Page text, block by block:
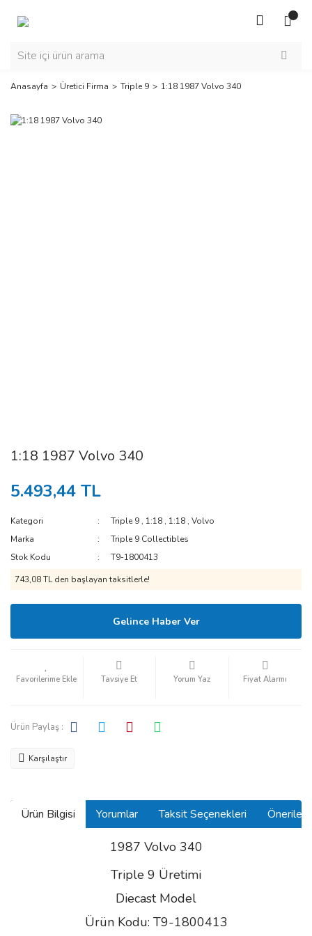
Anasayfa Üretici Firma Triple 9 1:18 1987 Volvo 340
1:18 1987 Volvo 340
5.493,44 TL
Kategori Triple 9 , 1:18 , 1:18 ,Volvo
Marka
Triple 9 Collectibles
Stok Kodu
T9-1800413
743,08 TL den başlayan taksitlerle!
Gelince Haber Ver
Tavsiye Et Yorum Yaz Fiyat Alarmı
Ürün Paylaş :
Karşılaştır
Ürün Bilgisi Yorumlar Taksit Seçenekleri
1987 Volvo 340
Triple 9 Üretimi
Diecast Model
Ürün Kodu: T9-1800413